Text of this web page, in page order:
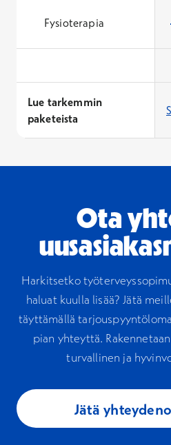
Fysioterapia
Lue tarkemmin
paketeista
Ota
Harkitsetko
haluat kuulla lisää? Jätä
täyttämällä
pian yhteyttä.
turvallinen ja
Jätä